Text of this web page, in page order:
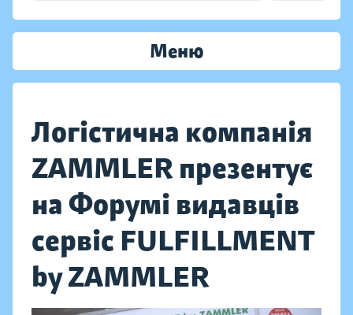
Меню
Логістична компанія
ZAMMLER презентує
на Форумі видавців
сервіс FULFILLMENT
by ZAMMLER